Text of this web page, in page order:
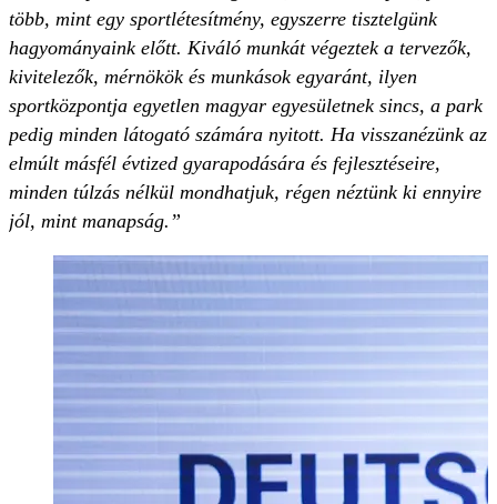
több, mint egy sportlétesítmény, egyszerre tisztelgünk
hagyományaink előtt. Kiváló munkát végeztek a tervezők,
kivitelezők, mérnökök és munkások egyaránt, ilyen
sportközpontja egyetlen magyar egyesületnek sincs, a park
pedig minden látogató számára nyitott. Ha visszanézünk az
elmúlt másfél évtized gyarapodására és fejlesztéseire,
minden túlzás nélkül mondhatjuk, régen néztünk ki ennyire
jól, mint manapság.”